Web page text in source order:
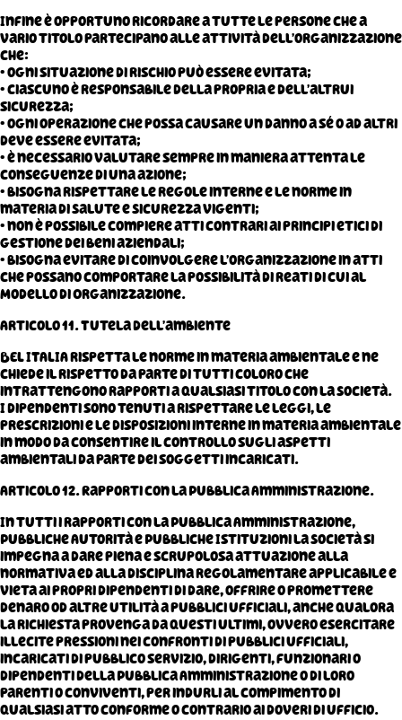
Infine è opportuno ricordare a tutte le persone che a
vario titolo partecipano alle attività dell’organizzazione
che:
• ogni situazione di rischio può essere evitata;
• ciascuno è responsabile della propria e dell’altrui
sicurezza;
• ogni operazione che possa causare un danno a sé o ad altri
deve essere evitata;
• è necessario valutare sempre in maniera attenta le
conseguenze di una azione;
• bisogna rispettare le regole interne e le norme in
materia di Salute e Sicurezza vigenti;
• non è possibile compiere atti contrari ai principi etici di
gestione dei beni aziendali;
• bisogna evitare di coinvolgere l’organizzazione in atti
che possano comportare la possibilità di reati di cui al
Modello di Organizzazione.
Articolo 11. Tutela dell’ambiente
BEL ITALIA rispetta le norme in materia ambientale e ne
chiede il rispetto da parte di tutti coloro che
intrattengono rapporti a qualsiasi titolo con la Società.
I dipendenti sono tenuti a rispettare le leggi, le
prescrizioni e le disposizioni interne in materia ambientale
in modo da consentire il controllo sugli aspetti
ambientali da parte dei soggetti incaricati.
Articolo 12. Rapporti con la Pubblica Amministrazione.
In tutti i rapporti con la Pubblica Amministrazione,
Pubbliche Autorità e Pubbliche Istituzioni la Società si
impegna a dare piena e scrupolosa attuazione alla
normativa ed alla disciplina regolamentare applicabile e
vieta ai propri dipendenti di dare, offrire o promettere
denaro od altre utilità a pubblici ufficiali, anche qualora
la richiesta provenga da questi ultimi, ovvero esercitare
illecite pressioni nei confronti di pubblici ufficiali,
incaricati di pubblico servizio, dirigenti, funzionari o
dipendenti della Pubblica Amministrazione o di loro
parenti o conviventi, per indurli al compimento di
qualsiasi atto conforme o contrario ai doveri di ufficio.